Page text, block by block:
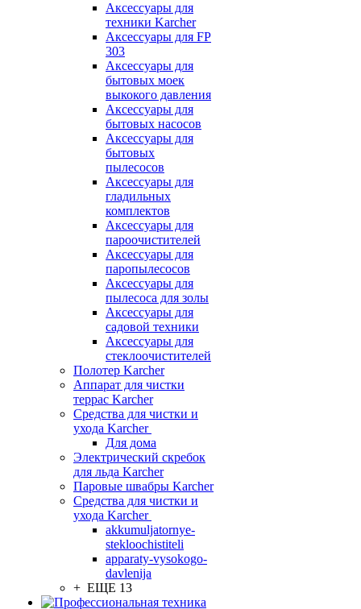
Аксессуары для
техники Karcher
Аксессуары для FP
303
Аксессуары для
бытовых моек
выкокого давления
Аксессуары для
бытовых насосов
Аксессуары для
бытовых
пылесосов
Аксессуары для
гладильных
комплектов
Аксессуары для
пароочистителей
Аксессуары для
паропылесосов
Аксессуары для
пылесоса для золы
Аксессуары для
садовой техники
Аксессуары для
стеклоочистителей
Полотер Karcher
Аппарат для чистки
террас Karcher
Средства для чистки и
ухода Karcher
Для дома
Электрический скребок
для льда Karcher
Паровые швабры Karcher
Средства для чистки и
ухода Karcher
akkumuljatornye-
stekloochistiteli
apparaty-vysokogo-
davlenija
+ ЕЩЕ 13